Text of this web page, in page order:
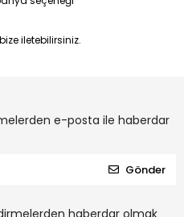
iletebilirsiniz.
e-posta ile haberdar
Gönder
haberdar olmak